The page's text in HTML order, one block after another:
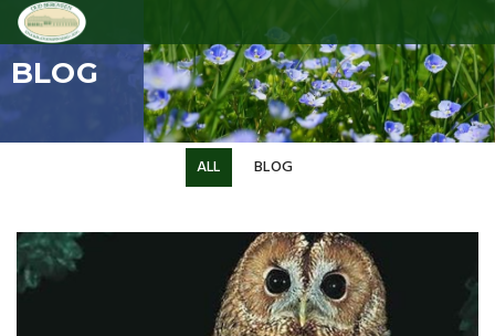
BLOG
ALL BLOG